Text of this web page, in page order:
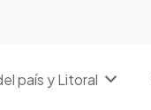
país y Litoral